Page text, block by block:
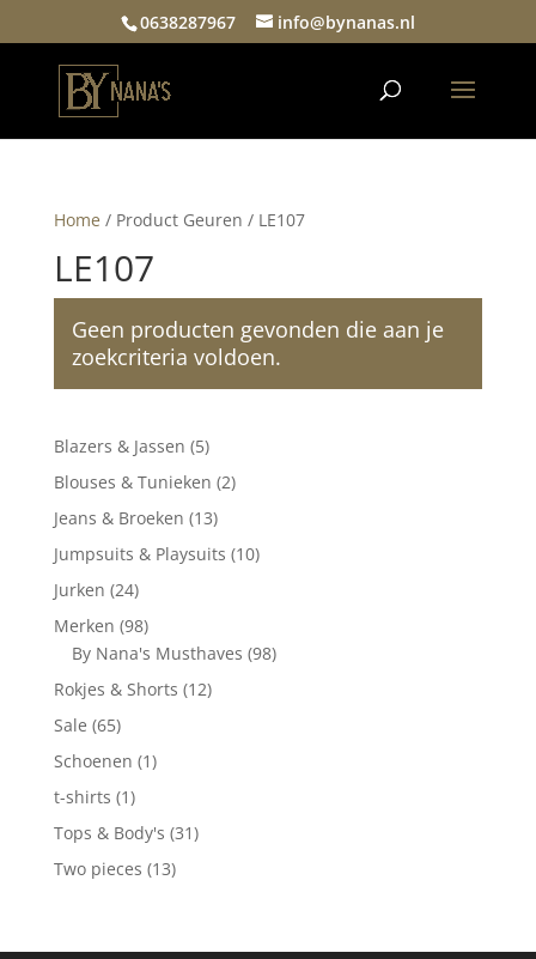
0638287967 info@bynanas.nl
Home / Product Geuren / LE107
LE107
Geen producten gevonden die aan je
zoekcriteria voldoen.
Blazers & Jassen 55
producten
Blouses & Tunieken 22
Jeans & Broeken 1313
producten
Jumpsuits & Playsuits 1010
Jurken 2424
producten
Merken 9898
producten
By Nana's Musthaves 9898
Rokjes & Shorts 1212
Sale 6565
producten
Schoenen 11
t-shirts 11
product
Tops & Body's 3131
Two pieces 1313